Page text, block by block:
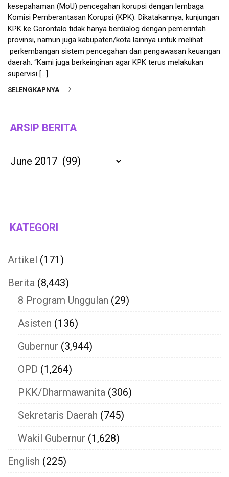
kesepahaman (MoU) pencegahan korupsi dengan lembaga
Komisi Pemberantasan Korupsi (KPK). Dikatakannya, kunjungan
KPK ke Gorontalo tidak hanya berdialog dengan pemerintah
provinsi, namun juga kabupaten/kota lainnya untuk melihat
perkembangan sistem pencegahan dan pengawasan keuangan
daerah. “Kami juga berkeinginan agar KPK terus melakukan
supervisi […]
SELENGKAPNYA
ARSIP BERITA
Archives
KATEGORI
Artikel (171)
Berita (8,443)
8 Program Unggulan (29)
Asisten (136)
Gubernur (3,944)
OPD (1,264)
PKK/Dharmawanita (306)
Sekretaris Daerah (745)
Wakil Gubernur (1,628)
English (225)